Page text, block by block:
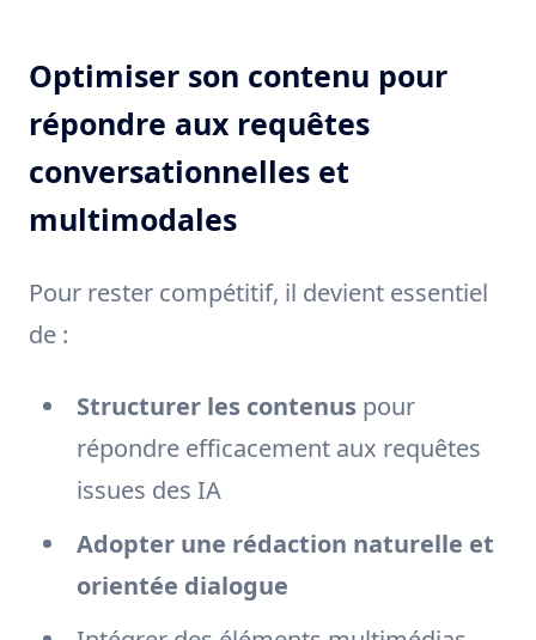
Optimiser son contenu pour
répondre aux requêtes
conversationnelles et
multimodales
Pour rester compétitif, il devient essentiel
de :
Structurer les contenus pour
répondre efficacement aux requêtes
issues des IA
Adopter une rédaction naturelle et
orientée dialogue